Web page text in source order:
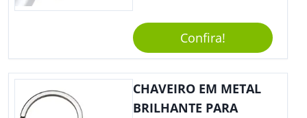
Tradicional Porém Com
Design Minimalista Que Faz
Toda Diferença.
Confira!
CHAVEIRO EM METAL
BRILHANTE PARA